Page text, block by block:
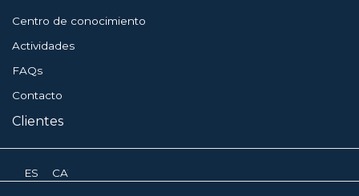
Centro de conocimiento
Actividades
FAQs
Contacto
Clientes
ESPAÑOLCATALÀ